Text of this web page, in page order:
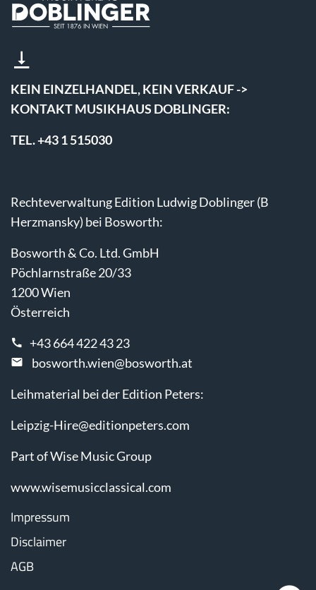
KEIN EINZELHANDEL, KEIN VERKAUF ->
KONTAKT MUSIKHAUS DOBLINGER:
TEL. +43 1 515030
Rechteverwaltung Edition Ludwig Doblinger (B
Herzmansky) bei Bosworth:
Bosworth & Co. Ltd. GmbH
Pöchlarnstraße 20/33
1200 Wien
Österreich
+43 664 422 43 23
bosworth.wien@bosworth.at
Leihmaterial bei der Edition Peters:
Leipzig-Hire@editionpeters.com
Part of Wise Music Group
www.wisemusicclassical.com
Impressum
Disclaimer
AGB